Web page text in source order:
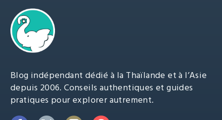
Blog indépendant dédié à la Thaïlande et à l’Asie
depuis 2006. Conseils authentiques et guides
pratiques pour explorer autrement.